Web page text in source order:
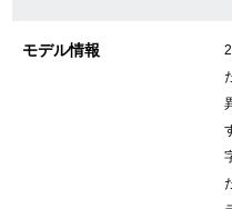
GINZA
モデル情報